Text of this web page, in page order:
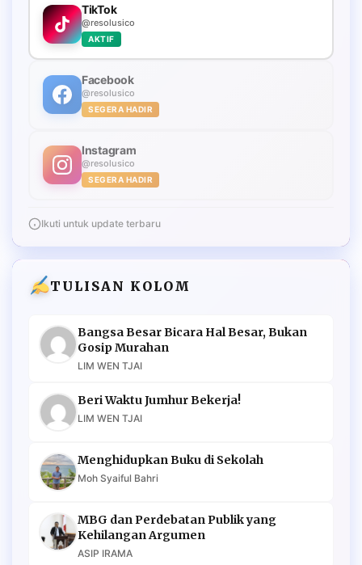
TikTok
@resolusico
AKTIF
Facebook
@resolusico
SEGERA HADIR
Instagram
@resolusico
SEGERA HADIR
Ikuti untuk update terbaru
TULISAN KOLOM
Bangsa Besar Bicara Hal Besar, Bukan
Gosip Murahan
LIM WEN TJAI
Beri Waktu Jumhur Bekerja!
LIM WEN TJAI
Menghidupkan Buku di Sekolah
Moh Syaiful Bahri
MBG dan Perdebatan Publik yang
Kehilangan Argumen
ASIP IRAMA